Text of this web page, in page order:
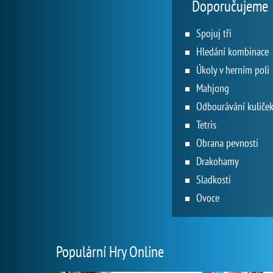
Doporučujeme
Spojuj tři
Hledání kombinace
Úkoly v herním poli
Mahjong
Odbourávání kuliček
Tetris
Obrana pevnosti
Drakohamy
Sladkosti
Ovoce
Populární Hry Online